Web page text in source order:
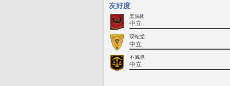
友好度
黒渦団
中立
双蛇党
中立
不滅隊
中立